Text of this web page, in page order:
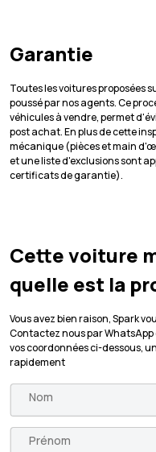
Garantie
Toutes les voitures proposées
poussé par nos agents. Ce
véhicules à vendre, permet
post achat. En plus de cette
mécanique (pièces et main
et une liste d'exclusions sont
certificats de garantie).
Cette voiture
quelle est la
Vous avez bien raison, Spark
Contactez nous par WhatsApp
vos coordonnées ci-dessous,
rapidement